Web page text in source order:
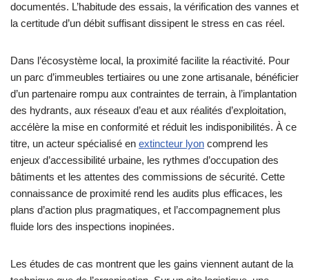
documentés. L’habitude des essais, la vérification des vannes et
la certitude d’un débit suffisant dissipent le stress en cas réel.
Dans l’écosystème local, la proximité facilite la réactivité. Pour
un parc d’immeubles tertiaires ou une zone artisanale, bénéficier
d’un partenaire rompu aux contraintes de terrain, à l’implantation
des hydrants, aux réseaux d’eau et aux réalités d’exploitation,
accélère la mise en conformité et réduit les indisponibilités. À ce
titre, un acteur spécialisé en extincteur lyon comprend les
enjeux d’accessibilité urbaine, les rythmes d’occupation des
bâtiments et les attentes des commissions de sécurité. Cette
connaissance de proximité rend les audits plus efficaces, les
plans d’action plus pragmatiques, et l’accompagnement plus
fluide lors des inspections inopinées.
Les études de cas montrent que les gains viennent autant de la